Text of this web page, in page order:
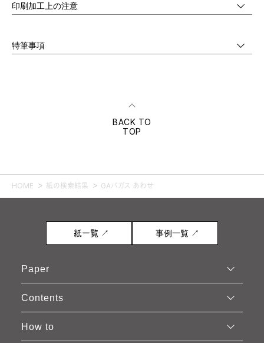
印刷加工上の注意
特筆事項
BACK TO
TOP
HOME 紙の検索結果 GAバガス あわせ
紙一覧 ↗ 事例一覧 ↗
Paper
Contents
How to